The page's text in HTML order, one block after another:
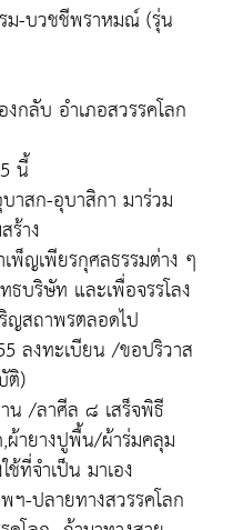
ม-บวชชีพราหมณ์ (รุ่น
ลับ อำเภอสวรรคโลก
นี้
สก-อุบาสิกา มาร่วม
ร้าง
พ็ญเพียรกุศลธรรมต่าง ๆ
บริษัท และเพื่อจรรโลง
ญสถาพรตลอดไป
ลงทะเบียน /ขอปริวาส
ติ)
น /ลาศีล ๘ เสร็จพิธี
ผ้ายางปูพื้น/ผ้าร่มคลุม
ที่จำเป็น มาเอง
ฯ-ปลายทางสวรรคโลก